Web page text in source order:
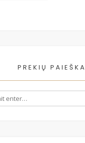
PREKIŲ PAIEŠKA